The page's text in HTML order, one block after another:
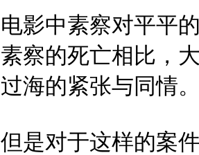
电影中素察对平平
素察的死亡相比，
过海的紧张与同情
但是对于这样的案